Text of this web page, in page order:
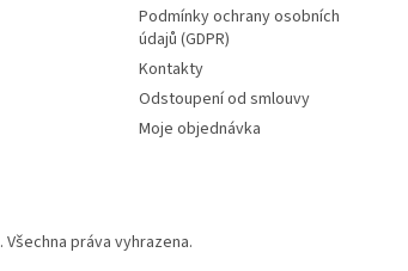
Podmínky ochrany osobních
údajů (GDPR)
Kontakty
Odstoupení od smlouvy
Moje objednávka
. Všechna práva vyhrazena.